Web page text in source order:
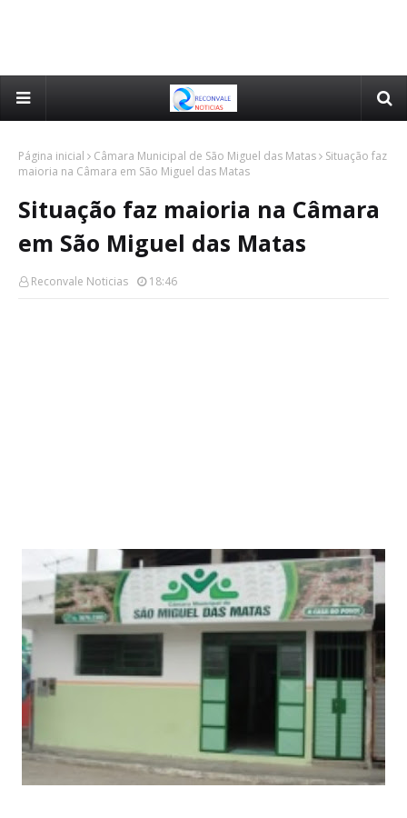
Página inicial Câmara Municipal de São Miguel das Matas
Situação faz
maioria na Câmara em São Miguel das Matas
Situação faz maioria na Câmara
em São Miguel das Matas
Reconvale Noticias 18:46